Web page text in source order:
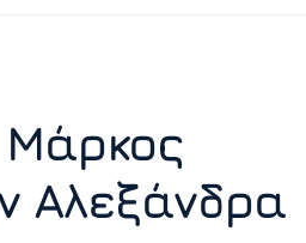
Αλεξάνδρα